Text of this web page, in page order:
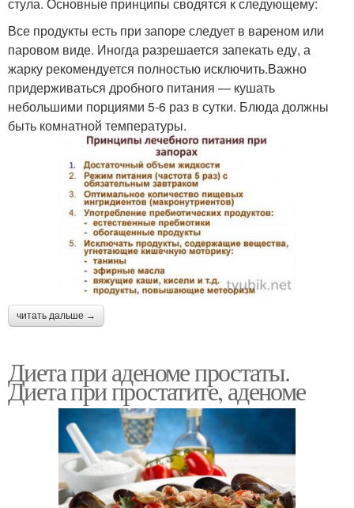
стула. Основные принципы сводятся к следующему:
Все продукты есть при запоре следует в вареном или
паровом виде. Иногда разрешается запекать еду, а
жарку рекомендуется полностью исключить.Важно
придерживаться дробного питания — кушать
небольшими порциями 5-6 раз в сутки. Блюда должны
быть комнатной температуры.
читать дальше →
Диета при аденоме простаты.
Диета при простатите, аденоме